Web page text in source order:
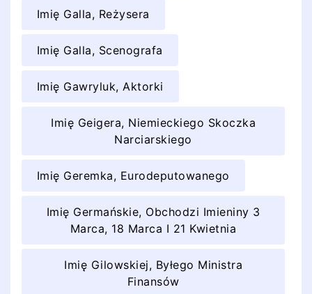
Imię Galla, Reżysera
Imię Galla, Scenografa
Imię Gawryluk, Aktorki
Imię Geigera, Niemieckiego Skoczka
Narciarskiego
Imię Geremka, Eurodeputowanego
Imię Germańskie, Obchodzi Imieniny 3
Marca, 18 Marca I 21 Kwietnia
Imię Gilowskiej, Byłego Ministra
Finansów